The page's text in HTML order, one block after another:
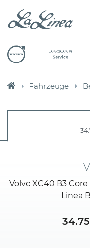
Fahrzeuge
Volvo XC40 B3
Linea